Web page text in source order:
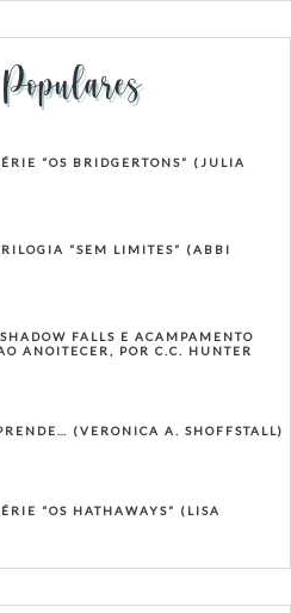
“OS BRIDGERTONS” (JULIA
“SEM LIMITES” (ABBI
FALLS E ACAMPAMENTO
ANOITECER, POR C.C. HUNTER
(VERONICA A. SHOFFSTALL)
“OS HATHAWAYS” (LISA